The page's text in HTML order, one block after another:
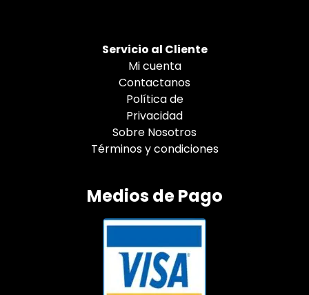
Servicio al Cliente
Mi cuenta
Contactanos
Política de
Privacidad
Sobre Nosotros
Términos y condiciones
Medios de Pago